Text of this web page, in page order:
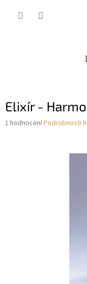
Elixír -
Průměrné
1 hodnoceníPodrobnosti